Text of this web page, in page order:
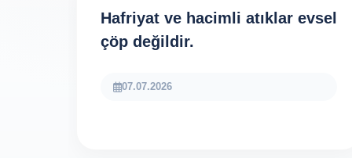
Hafriyat ve hacimli atıklar evsel
çöp değildir.
07.07.2026